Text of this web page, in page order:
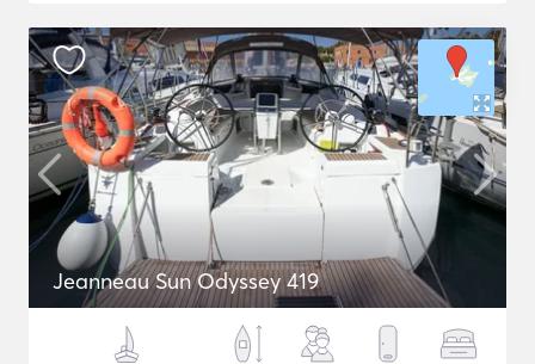
Jeanneau Sun Odyssey 419